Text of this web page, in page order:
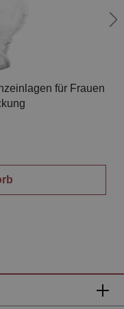
für Frauen